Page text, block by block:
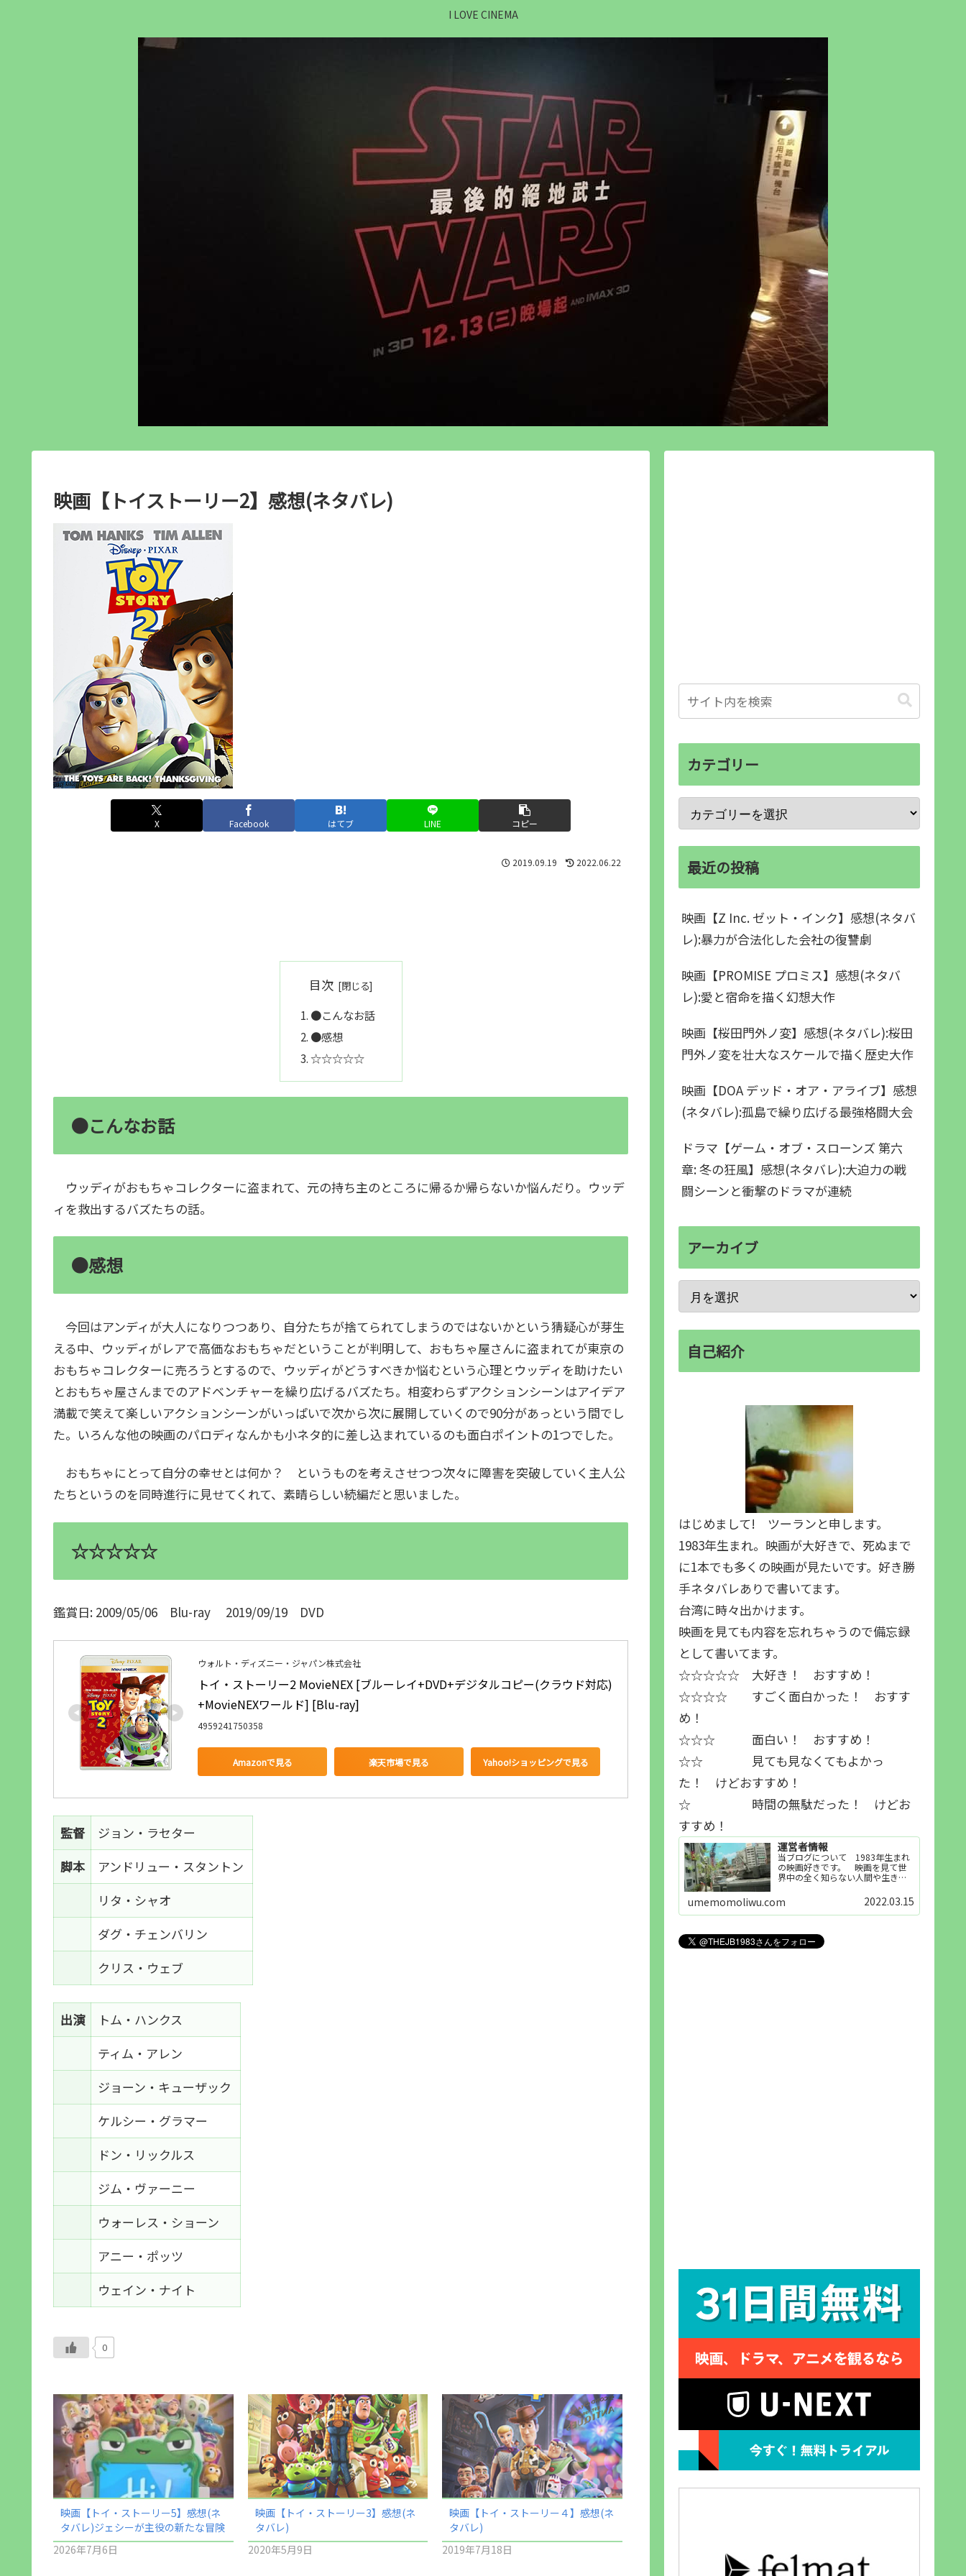
I LOVE CINEMA
映画【トイストーリー2】感想(ネタバレ)
X Facebook はてブ LINE コピー
2019.09.19 2022.06.22
目次
●こんなお話
●感想
☆☆☆☆☆
●こんなお話
ウッディがおもちゃコレクターに盗まれて、元の持ち主のところに帰るか帰らないか悩んだり。ウッデ
ィを救出するバズたちの話。
●感想
今回はアンディが大人になりつつあり、自分たちが捨てられてしまうのではないかという猜疑心が芽生
える中、ウッディがレアで高価なおもちゃだということが判明して、おもちゃ屋さんに盗まれてが東京の
おもちゃコレクターに売ろうとするので、ウッディがどうすべきか悩むという心理とウッディを助けたい
とおもちゃ屋さんまでのアドベンチャーを繰り広げるバズたち。相変わらずアクションシーンはアイデア
満載で笑えて楽しいアクションシーンがいっぱいで次から次に展開していくので90分があっという間でし
た。いろんな他の映画のパロディなんかも小ネタ的に差し込まれているのも面白ポイントの1つでした。
おもちゃにとって自分の幸せとは何か？ というものを考えさせつつ次々に障害を突破していく主人公
たちというのを同時進行に見せてくれて、素晴らしい続編だと思いました。
☆☆☆☆☆
鑑賞日: 2009/05/06 Blu-ray 2019/09/19 DVD
ウォルト・ディズニー・ジャパン株式会社
トイ・ストーリー2 MovieNEX [ブルーレイ+DVD+デジタルコピー(クラウド対応)
+MovieNEXワールド] [Blu-ray]
4959241750358
Amazonで見る 楽天市場で見る Yahoo!ショッピングで見る
監督
ジョン・ラセター
脚本
アンドリュー・スタントン
リタ・シャオ
ダグ・チェンバリン
クリス・ウェブ
出演
トム・ハンクス
ティム・アレン
ジョーン・キューザック
ケルシー・グラマー
ドン・リックルス
ジム・ヴァーニー
ウォーレス・ショーン
アニー・ポッツ
ウェイン・ナイト
0
映画【トイ・ストーリー5】感想(ネ
タバレ)ジェシーが主役の新たな冒険
2026年7月6日
映画【トイ・ストーリー3】感想(ネ
タバレ)
2020年5月9日
映画【トイ・ストーリー４】感想(ネ
タバレ)
2019年7月18日
カテゴリー
最近の投稿
映画【Z Inc. ゼット・インク】感想(ネタバ
レ):暴力が合法化した会社の復讐劇
映画【PROMISE プロミス】感想(ネタバ
レ):愛と宿命を描く幻想大作
映画【桜田門外ノ変】感想(ネタバレ):桜田
門外ノ変を壮大なスケールで描く歴史大作
映画【DOA デッド・オア・アライブ】感想
(ネタバレ):孤島で繰り広げる最強格闘大会
ドラマ【ゲーム・オブ・スローンズ 第六
章: 冬の狂風】感想(ネタバレ):大迫力の戦
闘シーンと衝撃のドラマが連続
アーカイブ
自己紹介
はじめまして! ツーランと申します。
1983年生まれ。映画が大好きで、死ぬまで
に1本でも多くの映画が見たいです。好き勝
手ネタバレありで書いてます。
台湾に時々出かけます。
映画を見ても内容を忘れちゃうので備忘録
として書いてます。
☆☆☆☆☆ 大好き！ おすすめ！
☆☆☆☆ すごく面白かった！ おすす
め！
☆☆☆ 面白い！ おすすめ！
☆☆ 見ても見なくてもよかっ
た！ けどおすすめ！
☆ 時間の無駄だった！ けどお
すすめ！
運営者情報
当ブログについて 1983年生まれ
の映画好きです。 映画を見て世
界中の全く知らない人間や生き物
世界知らない世界に触れることが
好きで映画を見てます。「映画を
見られれば幸福度を高い」とわか
umemomoliwu.com 2022.03.15